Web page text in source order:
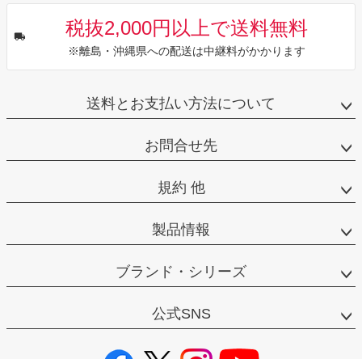
税抜2,000円以上で送料無料
※離島・沖縄県への配送は中継料がかかります
送料とお支払い方法について
お問合せ先
規約 他
製品情報
ブランド・シリーズ
公式SNS